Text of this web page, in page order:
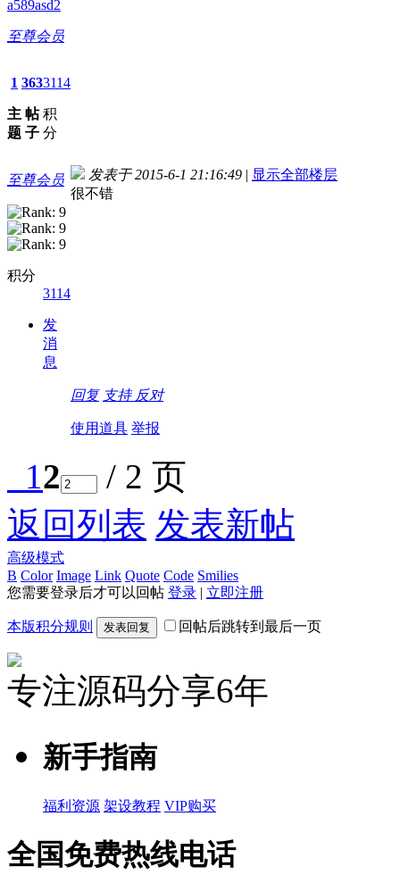
a589asd2
至尊会员
1
主
题
363
帖
子
3114
积
分
至尊会员
积分
3114
发
消
息
发表于 2015-6-1 21:16:49 | 显示全部楼层
很不错
回复 支持 反对
使用道具 举报
1 2
/ 2 页
返回列表 发表新帖
高级模式
B Color Image Link Quote Code Smilies
您需要登录后才可以回帖 登录 | 立即注册
本版积分规则 发表回复 回帖后跳转到最后一页
专注源码分享6年
新手指南
福利资源 架设教程 VIP购买
全国免费热线电话